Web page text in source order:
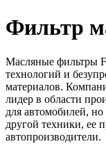
Фильтр
Масляные фильтры
технологий и
материалов.
лидер в области
для автомобилей,
другой техники,
автопроизводители.